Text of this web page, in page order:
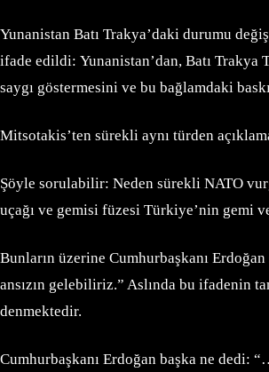
Yunanistan Batı Trakya’daki durumu
ifade edildi: Yunanistan’dan, Batı Trakya
saygı göstermesini ve bu bağlamdaki
Mitsotakis’ten sürekli aynı türden
Şöyle sorulabilir: Neden sürekli NATO
uçağı ve gemisi füzesi Türkiye’nin gemi
Bunların üzerine Cumhurbaşkanı
ansızın gelebiliriz.” Aslında bu ifadenin
denmektedir.
Cumhurbaşkanı Erdoğan başka ne dedi: